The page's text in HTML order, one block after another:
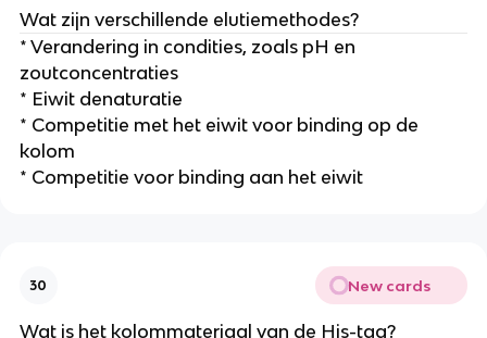
Wat zijn verschillende elutiemethodes?
* Verandering in condities, zoals pH en
zoutconcentraties
* Eiwit denaturatie
* Competitie met het eiwit voor binding op de
kolom
* Competitie voor binding aan het eiwit
30 New cards
Wat is het kolommateriaal van de His-tag?